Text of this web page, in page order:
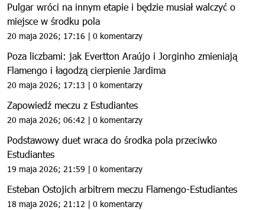
Pulgar wróci na innym etapie i będzie musiał walczyć o
miejsce w środku pola
20 maja 2026; 17:16 | 0 komentarzy
Poza liczbami: jak Evertton Araújo i Jorginho zmieniają
Flamengo i łagodzą cierpienie Jardima
20 maja 2026; 17:13 | 0 komentarzy
Zapowiedź meczu z Estudiantes
20 maja 2026; 06:42 | 0 komentarzy
Podstawowy duet wraca do środka pola przeciwko
Estudiantes
19 maja 2026; 21:59 | 0 komentarzy
Esteban Ostojich arbitrem meczu Flamengo-Estudiantes
18 maja 2026; 21:12 | 0 komentarzy